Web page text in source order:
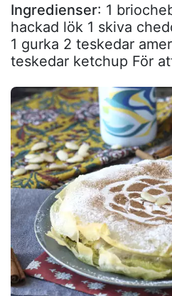
Ingredienser: 1
hackad lök 1 skiva
1 gurka 2 teskedar
teskedar ketchup För